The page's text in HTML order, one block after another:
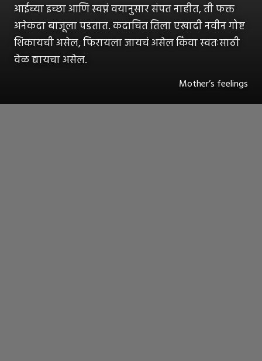
आईच्या इच्छा आणि स्वप्नं वयानुसार संपत नाहीत, ती फक्त
अनेकदा बाजूला पडतात. कदाचित तिला एखादी नवीन गोष्ट
शिकायची असेल, फिरायला जायचं असेल किंवा स्वतःसाठी
वेळ द्यायचा असेल.
Mother’s feelings